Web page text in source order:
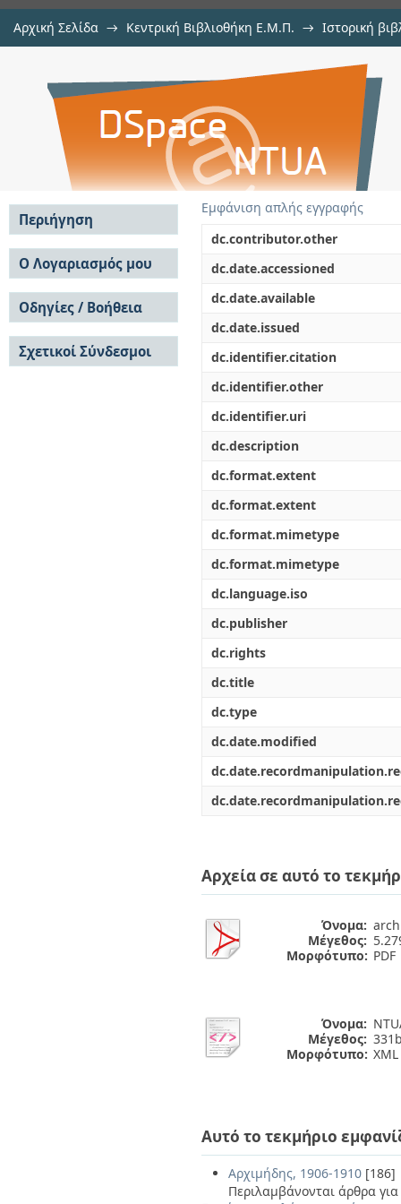
Αρχική Σελίδα → Κεντρική Βιβλιοθήκη Ε.Μ.Π. → Ιστορική
Εμφάνιση απλής εγγραφής
dc.contributor.other
dc.date.accessioned
dc.date.available
dc.date.issued
dc.identifier.citation
dc.identifier.other
dc.identifier.uri
dc.description
dc.format.extent
dc.format.extent
dc.format.mimetype
dc.format.mimetype
dc.language.iso
dc.publisher
dc.rights
dc.title
dc.type
dc.date.modified
Αρχεία σε αυτό το
Όνομα:
Μέγεθος:
Μορφότυπο: PDF
Όνομα:
Μέγεθος:
Μορφότυπο: XML
Αυτό το τεκμήριο
Αρχιμήδης, 1906-1910 [186]
Περιλαμβάνονται άρθρα
Περιήγηση
Σε όλο το DSpace
Κοινότητες & Συλλογές
Ανά Ημερομηνία
Έκδοσης
Συγγραφείς
Τίτλοι
Θέματα
Ο Λογαριασμός μου
Σύνδεση
Εγγραφή
Οδηγίες / Βοήθεια
Οδηγίες Υποβολής
Οδηγίες Χρήσης ΙΑ
Συχνές Ερωτήσεις
Σχετικοί Σύνδεσμοι